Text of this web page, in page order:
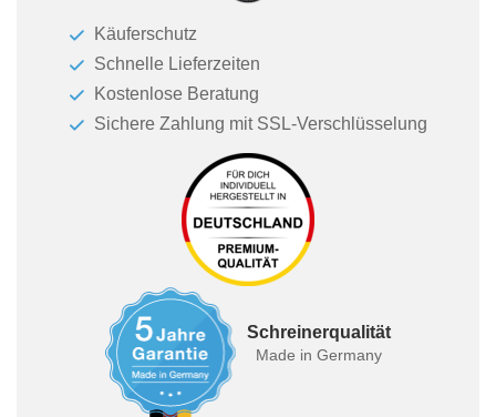
Käuferschutz
Schnelle Lieferzeiten
Kostenlose Beratung
Sichere Zahlung mit SSL-Verschlüsselung
Schreinerqualität
Made in Germany